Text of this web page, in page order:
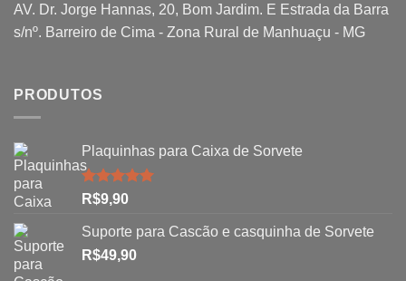
AV. Dr. Jorge Hannas, 20, Bom Jardim. E Estrada da Barra
s/nº. Barreiro de Cima - Zona Rural de Manhuaçu - MG
PRODUTOS
Plaquinhas para Caixa de Sorvete
Avaliação
R$9,90
Suporte para Cascão e casquinha de Sorvete
R$49,90